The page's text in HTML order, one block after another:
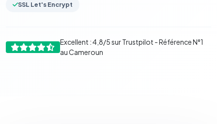
SSL Let's Encrypt
Excellent : 4,8/5 sur Trustpilot - Référence N°1
au Cameroun